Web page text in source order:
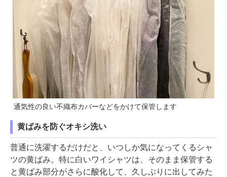
通気性の良い不織布カバーなどをかけて保管します
黄ばみを防ぐオキシ洗い
普通に洗濯するだけだと、いつしか気になってくるシャ
ツの黄ばみ。特に白いワイシャツは、そのまま保管する
と黄ばみ部分がさらに酸化して、久しぶりに出してみた